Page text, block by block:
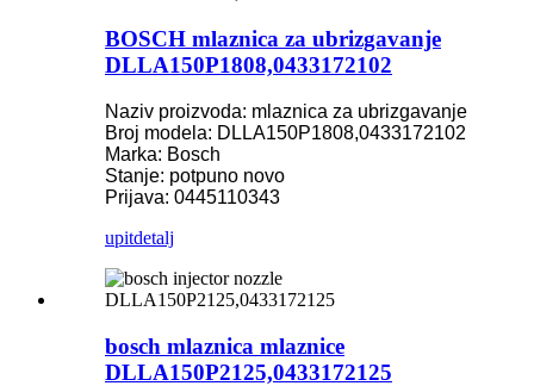
BOSCH mlaznica za ubrizgavanje
DLLA150P1808,0433172102
Naziv proizvoda: mlaznica za ubrizgavanje
Broj modela: DLLA150P1808,0433172102
Marka: Bosch
Stanje: potpuno novo
Prijava: 0445110343
upitdetalj
bosch mlaznica mlaznice
DLLA150P2125,0433172125